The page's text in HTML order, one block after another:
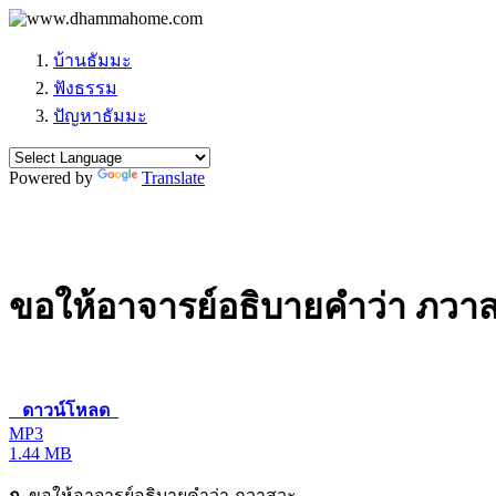
บ้านธัมมะ
ฟังธรรม
ปัญหาธัมมะ
Powered by Translate
ขอให้อาจารย์อธิบายคำว่า ภวา
ดาวน์โหลด
MP3
1.44 MB